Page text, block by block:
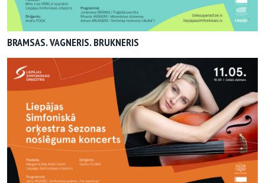
BRAMSAS. VAGNERIS. BRUKNERIS